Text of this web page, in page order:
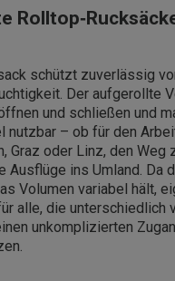
schützt zuverlässig
Der aufgerollte
und schließen und
nutzbar – ob für den
Graz oder Linz, den Weg
Ausflüge ins Umland. Da
Volumen variabel hält,
alle, die unterschiedlich
unkomplizierten